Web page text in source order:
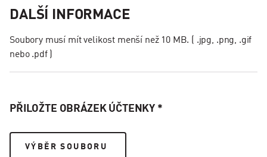
DALŠÍ INFORMACE
Soubory musí mít velikost menší než 10 MB. ( .jpg, .png, .gif
nebo .pdf )
PŘILOŽTE OBRÁZEK ÚČTENKY *
VÝBĚR SOUBORU